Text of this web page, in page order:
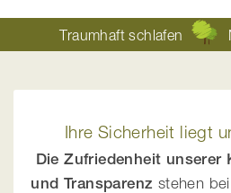
Traumhaft schlafen
Ihre Sicherheit liegt
Die Zufriedenheit unserer
und Transparenz stehen